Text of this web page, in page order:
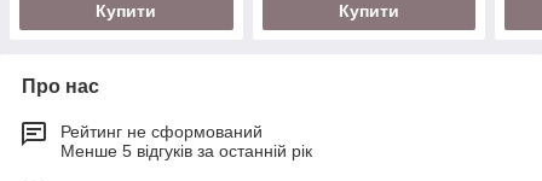
Купити Купити
Про нас
Рейтинг не сформований
Менше 5 відгуків за останній рік